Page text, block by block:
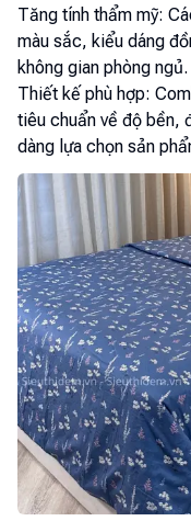
Tăng tính thẩm mỹ:
màu sắc, kiểu dáng
không gian phòng ngủ.
Thiết kế phù hợp:
tiêu chuẩn về độ bền,
dàng lựa chọn sản